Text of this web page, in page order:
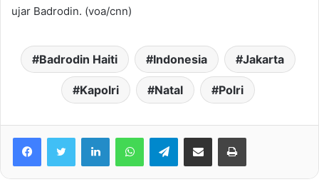
ujar Badrodin. (voa/cnn)
Badrodin Haiti Indonesia Jakarta
Kapolri Natal Polri
Telegram